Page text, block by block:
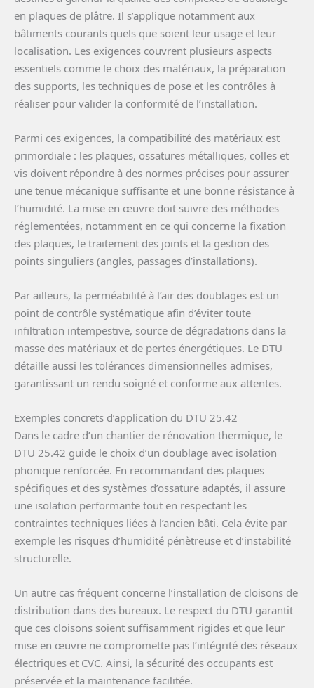
en plaques de plâtre. Il s’applique notamment aux
bâtiments courants quels que soient leur usage et leur
localisation. Les exigences couvrent plusieurs aspects
essentiels comme le choix des matériaux, la préparation
des supports, les techniques de pose et les contrôles à
réaliser pour valider la conformité de l’installation.
Parmi ces exigences, la compatibilité des matériaux est
primordiale : les plaques, ossatures métalliques, colles et
vis doivent répondre à des normes précises pour assurer
une tenue mécanique suffisante et une bonne résistance à
l’humidité. La mise en œuvre doit suivre des méthodes
réglementées, notamment en ce qui concerne la fixation
des plaques, le traitement des joints et la gestion des
points singuliers (angles, passages d’installations).
Par ailleurs, la perméabilité à l’air des doublages est un
point de contrôle systématique afin d’éviter toute
infiltration intempestive, source de dégradations dans la
masse des matériaux et de pertes énergétiques. Le DTU
détaille aussi les tolérances dimensionnelles admises,
garantissant un rendu soigné et conforme aux attentes.
Exemples concrets d’application du DTU 25.42
Dans le cadre d’un chantier de rénovation thermique, le
DTU 25.42 guide le choix d’un doublage avec isolation
phonique renforcée. En recommandant des plaques
spécifiques et des systèmes d’ossature adaptés, il assure
une isolation performante tout en respectant les
contraintes techniques liées à l’ancien bâti. Cela évite par
exemple les risques d’humidité pénètreuse et d’instabilité
structurelle.
Un autre cas fréquent concerne l’installation de cloisons de
distribution dans des bureaux. Le respect du DTU garantit
que ces cloisons soient suffisamment rigides et que leur
mise en œuvre ne compromette pas l’intégrité des réseaux
électriques et CVC. Ainsi, la sécurité des occupants est
préservée et la maintenance facilitée.